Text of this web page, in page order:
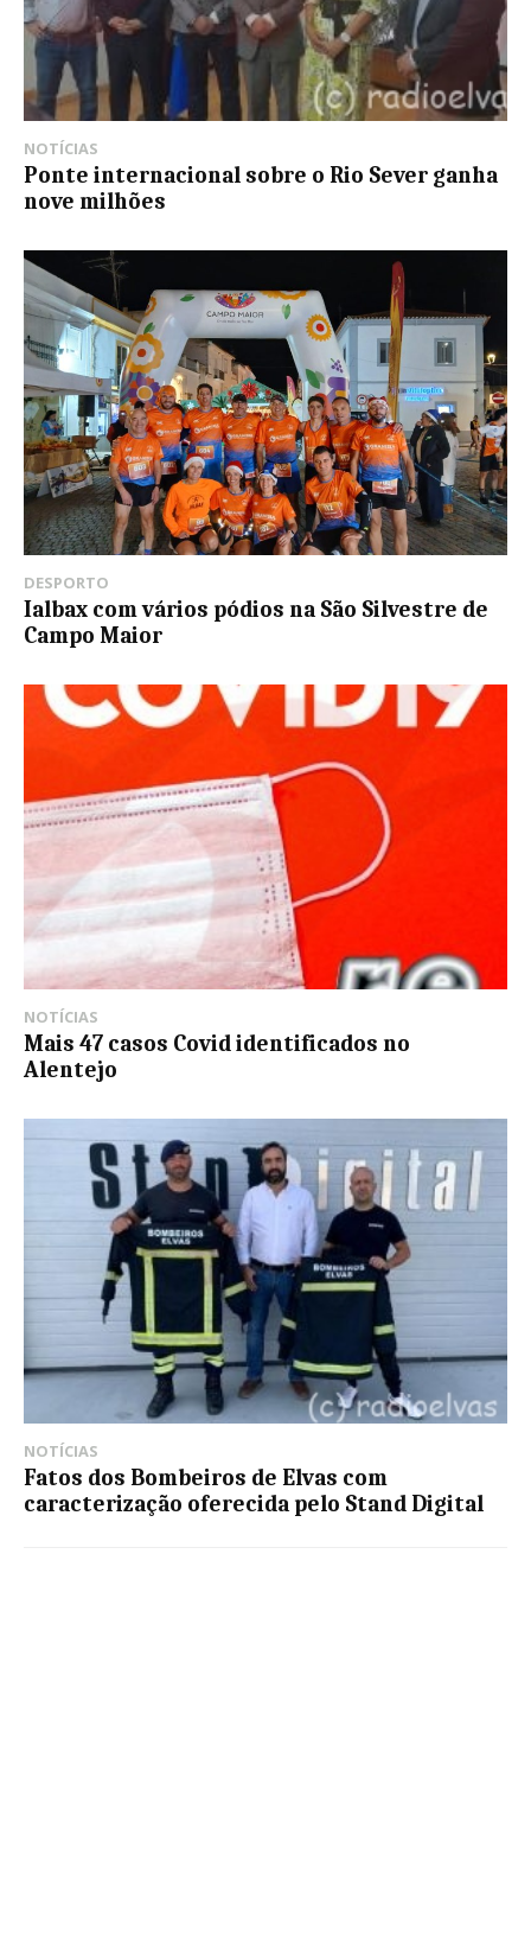
NOTÍCIAS
Ponte internacional sobre o Rio Sever ganha
nove milhões
DESPORTO
Ialbax com vários pódios na São Silvestre de
Campo Maior
NOTÍCIAS
Mais 47 casos Covid identificados no
Alentejo
NOTÍCIAS
Fatos dos Bombeiros de Elvas com
caracterização oferecida pelo Stand Digital